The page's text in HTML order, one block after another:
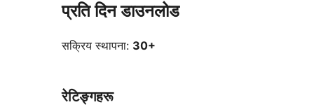
प्रति दिन डाउनलोड
सक्रिय स्थापना: 30+
रेटिङ्गहरू